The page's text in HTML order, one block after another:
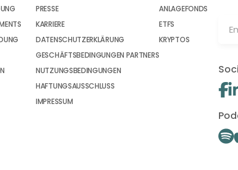
PRESSE
KARRIERE
DATENSCHUTZERKLÄRUNG
GESCHÄFTSBEDINGUNGEN PARTNERS
NUTZUNGSBEDINGUNGEN
HAFTUNGSAUSSCHLUSS
IMPRESSUM
ANLAGEFONDS
ETFS
KRYPTOS